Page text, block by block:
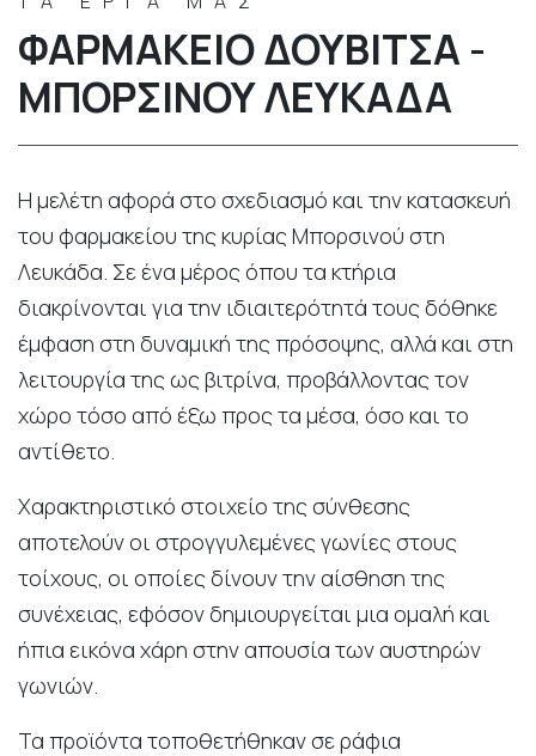
ΦΑΡΜΑΚΕΊΟ ΔΟΥΒΊΤΣΑ -
ΜΠΟΡΣΙΝΟΎ ΛΕΥΚΆΔΑ
Η μελέτη αφορά στο σχεδιασμό και την κατασκευή
του φαρμακείου της κυρίας Μπορσινού στη
Λευκάδα. Σε ένα μέρος όπου τα κτήρια
διακρίνονται για την ιδιαιτερότητά τους δόθηκε
έμφαση στη δυναμική της πρόσοψης, αλλά και στη
λειτουργία της ως βιτρίνα, προβάλλοντας τον
χώρο τόσο από έξω προς τα μέσα, όσο και το
αντίθετο.
Χαρακτηριστικό στοιχείο της σύνθεσης
αποτελούν οι στρογγυλεμένες γωνίες στους
τοίχους, οι οποίες δίνουν την αίσθηση της
συνέχειας, εφόσον δημιουργείται μια ομαλή και
ήπια εικόνα χάρη στην απουσία των αυστηρών
γωνιών.
Τα προϊόντα τοποθετήθηκαν σε ράφια